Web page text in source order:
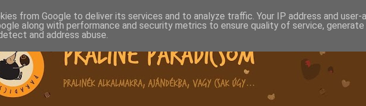
from Google to deliver its services and to analyze traffic. Your IP address and user-
along with performance and security metrics to ensure quality of service, generate
and address abuse.